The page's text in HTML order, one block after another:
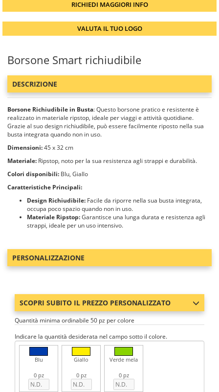
RICHIEDI MAGGIORI INFO
VALUTA IL TUO LOGO
Borsone Smart richiudibile
DESCRIZIONE
Borsone Richiudibile in Busta: Questo borsone pratico e resistente è
realizzato in materiale ripstop, ideale per viaggi e attività quotidiane.
Grazie al suo design richiudibile, può essere facilmente riposto nella sua
busta integrata quando non in uso.
Dimensioni:45 x 32 cm
Materiale: Ripstop, noto per la sua resistenza agli strappi e durabilità.
Colori disponibili: Blu, Giallo
Caratteristiche Principali:
Design Richiudibile: Facile da riporre nella sua busta integrata,
occupa poco spazio quando non in uso.
Materiale Ripstop:Garantisce una lunga durata e resistenza agli
strappi, ideale per un uso intensivo.
PERSONALIZZAZIONE
SCOPRI SUBITO IL PREZZO PERSONALIZZATO
Quantità minima ordinabile 50 pz per colore
Indicare la quantità desiderata nel campo sotto il colore.
Blu
0 pz
Giallo
0 pz
Verde mela
0 pz